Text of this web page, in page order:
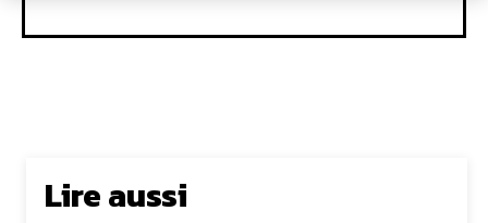
Lire aussi